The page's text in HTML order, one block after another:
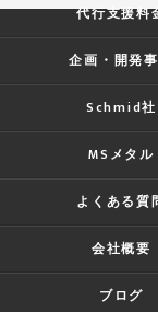
代行支援料
企画・開発
Schmid社
MSメタル
よくある質
会社概要
ブログ